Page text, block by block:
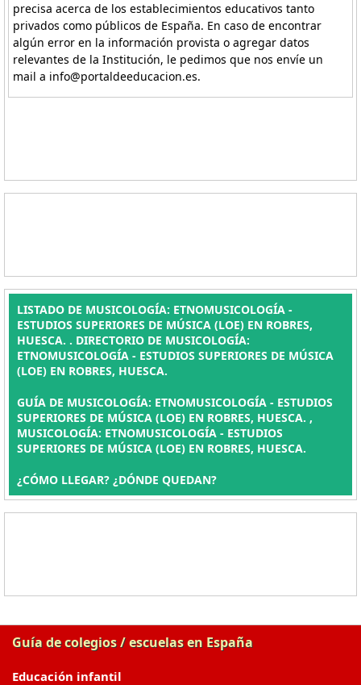
precisa acerca de los establecimientos educativos tanto
privados como públicos de España. En caso de encontrar
algún error en la información provista o agregar datos
relevantes de la Institución, le pedimos que nos envíe un
mail a info@portaldeeducacion.es.
LISTADO DE MUSICOLOGÍA: ETNOMUSICOLOGÍA -
ESTUDIOS SUPERIORES DE MÚSICA (LOE) EN ROBRES,
HUESCA. . DIRECTORIO DE MUSICOLOGÍA:
ETNOMUSICOLOGÍA - ESTUDIOS SUPERIORES DE MÚSICA
(LOE) EN ROBRES, HUESCA.
GUÍA DE MUSICOLOGÍA: ETNOMUSICOLOGÍA - ESTUDIOS
SUPERIORES DE MÚSICA (LOE) EN ROBRES, HUESCA. ,
MUSICOLOGÍA: ETNOMUSICOLOGÍA - ESTUDIOS
SUPERIORES DE MÚSICA (LOE) EN ROBRES, HUESCA.
¿CÓMO LLEGAR? ¿DÓNDE QUEDAN?
Guía de colegios / escuelas en España
Educación infantil